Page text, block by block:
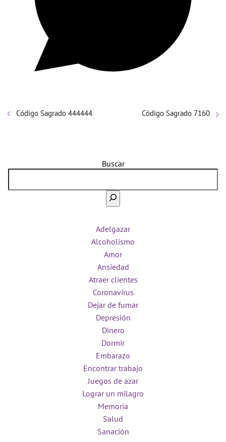
Código Sagrado 444444 Código Sagrado 7160
Buscar
Adelgazar
Alcoholismo
Amor
Ansiedad
Atraer clientes
Coronavirus
Dejar de fumar
Depresión
Dinero
Dormir
Embarazo
Encontrar trabajo
Juegos de azar
Lograr un milagro
Memoria
Salud
Sanación